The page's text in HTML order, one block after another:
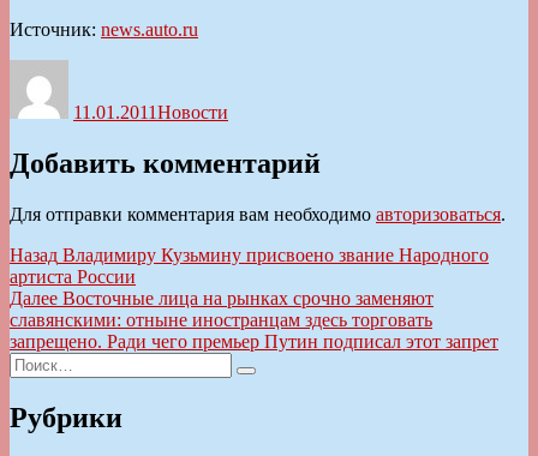
Источник: news.auto.ru
11.01.2011Новости
Добавить комментарий
Для отправки комментария вам необходимо авторизоваться.
Навигация
по
записям
Назад Предыдущая
запись:
Владимиру Кузьмину присвоено звание Народного
артиста России
Далее Следующая
запись:
Восточные лица на рынках срочно заменяют
славянскими: отныне иностранцам здесь торговать
запрещено. Ради чего премьер Путин подписал этот запрет
Искать:
Поиск
Рубрики